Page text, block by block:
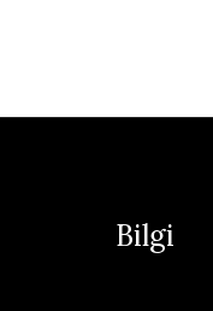
Bilgi